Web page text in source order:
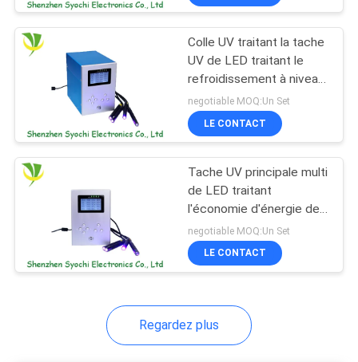
Refroidisseur d'eau
industriel
2
Lumière germicide
Colle UV traitant la tache
UV de LED traitant le
refroidissement à niveau
dominant de nature
d'intensité
negotiable MOQ:Un Set
LE CONTACT
Tache UV principale multi
de LED traitant
l'économie d'énergie de
système pour
l'adhésif/colle
d'époxydes UV
negotiable MOQ:Un Set
LE CONTACT
Regardez plus